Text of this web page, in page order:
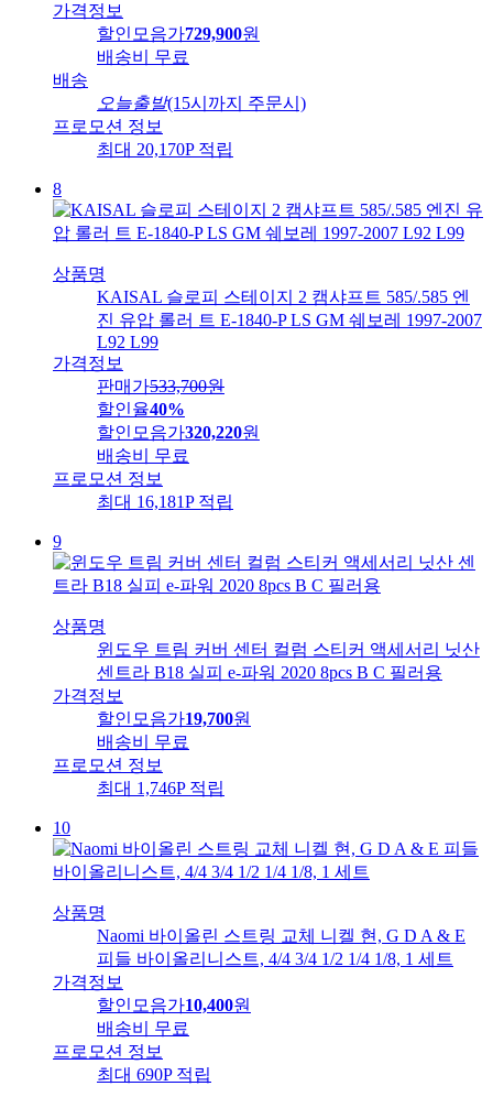
가격정보
할인모음가729,900원
배송비
무료
배송
오늘출발(15시까지 주문시)
프로모션 정보
최대 20,170P 적립
8
상품명
KAISAL 슬로피 스테이지 2 캠샤프트 585/.585 엔
진 유압 롤러 트 E-1840-P LS GM 쉐보레 1997-2007
L92 L99
가격정보
판매가533,700원
할인율40%
할인모음가320,220원
배송비
무료
프로모션 정보
최대 16,181P 적립
9
상품명
윈도우 트림 커버 센터 컬럼 스티커 액세서리 닛산
센트라 B18 실피 e-파워 2020 8pcs B C 필러용
가격정보
할인모음가19,700원
배송비
무료
프로모션 정보
최대 1,746P 적립
10
상품명
Naomi 바이올린 스트링 교체 니켈 현, G D A & E
피들 바이올리니스트, 4/4 3/4 1/2 1/4 1/8, 1 세트
가격정보
할인모음가10,400원
배송비
무료
프로모션 정보
최대 690P 적립